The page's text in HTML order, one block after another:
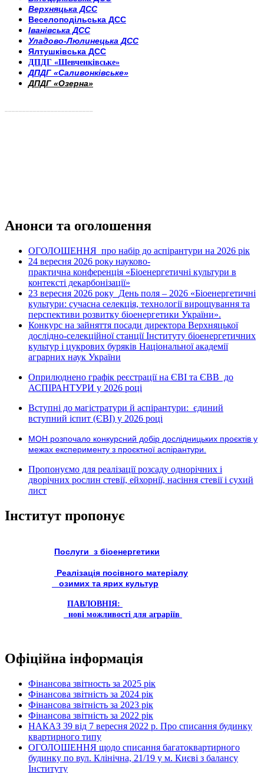
Верхняцька ДСС
Веселоподільська ДСС
Іванівська ДСС
Уладово-Люлинецька ДСС
Ялтушківська ДСС
ДПДГ «Шевченківське»
ДПДГ «Саливонківське»
ДПДГ «Озерна»
Анонси та оголошення
ОГОЛОШЕННЯ про набір до аспірантури на 2026 рік
24 вересня 2026 року науково-
практична конференція «Біоенергетичні культури в
контексті декарбонізації»
23 вересня 2026 року День поля – 2026 «Біоенергетичні
культури: сучасна селекція, технології вирощування та
перспективи розвитку біоенергетики України».
Конкурс на зайняття посади директора Верхняцької
дослідно-селекційної станції Інституту біоенергетичних
культур і цукрових буряків Національної академії
аграрних наук України
Оприлюднено графік реєстрації на ЄВІ та ЄВВ до
АСПІРАНТУРИ у 2026 році
Вступні до магістратури й аспірантури: єдиний
вступний іспит (ЄВІ) у 2026 році
МОН розпочало конкурсний добір дослідницьких проєктів у
межах експерименту з проєктної аспірантури.
Пропонуємо для реалізації розсаду однорічних і
дворічних рослин стевії, ейхорнії, насіння стевії і сухий
лист
Інститут пропонує
Послуги з біоенергетики
Реалізація посівного матеріалу
озимих та ярих культур
ПАВЛОВНІЯ:
нові можливості для аграріїв
Офіційна інформація
Фінансова звітность за 2025 рік
Фінансова звітність за 2024 рік
Фінансова звітність за 2023 рік
Фінансова звітність за 2022 рік
НАКАЗ 39 від 7 вересня 2022 р. Про списання будинку
квартирного типу
ОГОЛОШЕННЯ щодо списання багатоквартирного
будинку по вул. Клінічна, 21/19 у м. Києві з балансу
Інституту